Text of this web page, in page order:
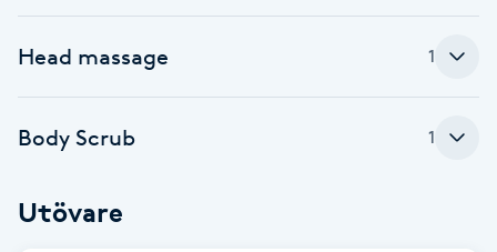
Headspa
Healing
Head massage 1
Body Scrub 1
Utövare